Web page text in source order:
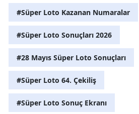
#Süper Loto Kazanan Numaralar
#Süper Loto Sonuçları 2026
#28 Mayıs Süper Loto Sonuçları
#Süper Loto 64. Çekiliş
#Süper Loto Sonuç Ekranı